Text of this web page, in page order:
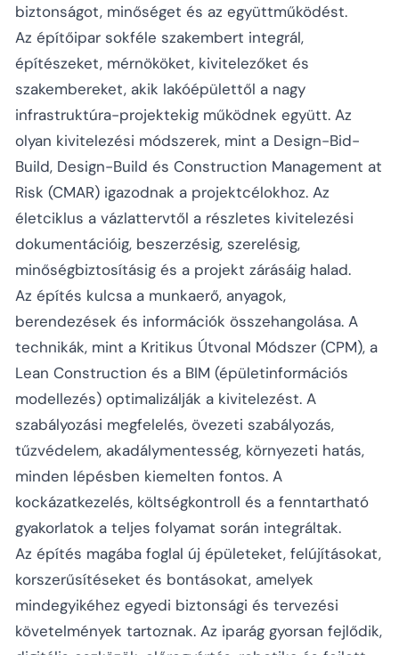
biztonságot, minőséget és az együttműködést.
Az építőipar sokféle szakembert integrál,
építészeket, mérnököket, kivitelezőket és
szakembereket, akik lakóépülettől a nagy
infrastruktúra-projektekig működnek együtt. Az
olyan kivitelezési módszerek, mint a Design-Bid-
Build, Design-Build és Construction Management at
Risk (CMAR) igazodnak a projektcélokhoz. Az
életciklus a vázlattervtől a részletes kivitelezési
dokumentációig, beszerzésig, szerelésig,
minőségbiztosításig és a projekt zárásáig halad.
Az építés kulcsa a munkaerő, anyagok,
berendezések és információk összehangolása. A
technikák, mint a Kritikus Útvonal Módszer (CPM), a
Lean Construction és a BIM (épületinformációs
modellezés) optimalizálják a kivitelezést. A
szabályozási megfelelés, övezeti szabályozás,
tűzvédelem, akadálymentesség, környezeti hatás,
minden lépésben kiemelten fontos. A
kockázatkezelés, költségkontroll és a fenntartható
gyakorlatok a teljes folyamat során integráltak.
Az építés magába foglal új épületeket, felújításokat,
korszerűsítéseket és bontásokat, amelyek
mindegyikéhez egyedi biztonsági és tervezési
követelmények tartoznak. Az iparág gyorsan fejlődik,